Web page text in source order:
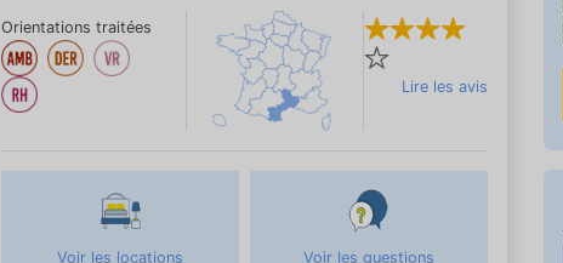
Orientations traitées
Lire les avis
Voir les locations Voir les questions